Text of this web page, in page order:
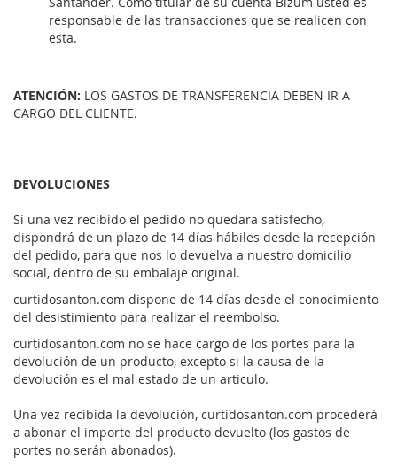
responsable de las transacciones que se realicen con
esta.
ATENCIÓN: LOS GASTOS DE TRANSFERENCIA DEBEN IR A
CARGO DEL CLIENTE.
DEVOLUCIONES
Si una vez recibido el pedido no quedara satisfecho,
dispondrá de un plazo de 14 días hábiles desde la recepción
del pedido, para que nos lo devuelva a nuestro domicilio
social, dentro de su embalaje original.
curtidosanton.com dispone de 14 días desde el conocimiento
del desistimiento para realizar el reembolso.
curtidosanton.com no se hace cargo de los portes para la
devolución de un producto, excepto si la causa de la
devolución es el mal estado de un articulo.
Una vez recibida la devolución, curtidosanton.com procederá
a abonar el importe del producto devuelto (los gastos de
portes no serán abonados).